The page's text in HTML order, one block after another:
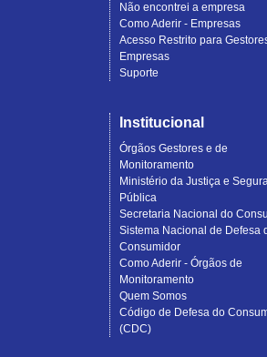
Não encontrei a empresa
Como Aderir - Empresas
Acesso Restrito para
Empresas
Suporte
Institucional
Órgãos Gestores e de
Monitoramento
Ministério da Justiça e
Pública
Secretaria Nacional do
Sistema Nacional de Defesa
Consumidor
Como Aderir - Órgãos de
Monitoramento
Quem Somos
Código de Defesa do
(CDC)